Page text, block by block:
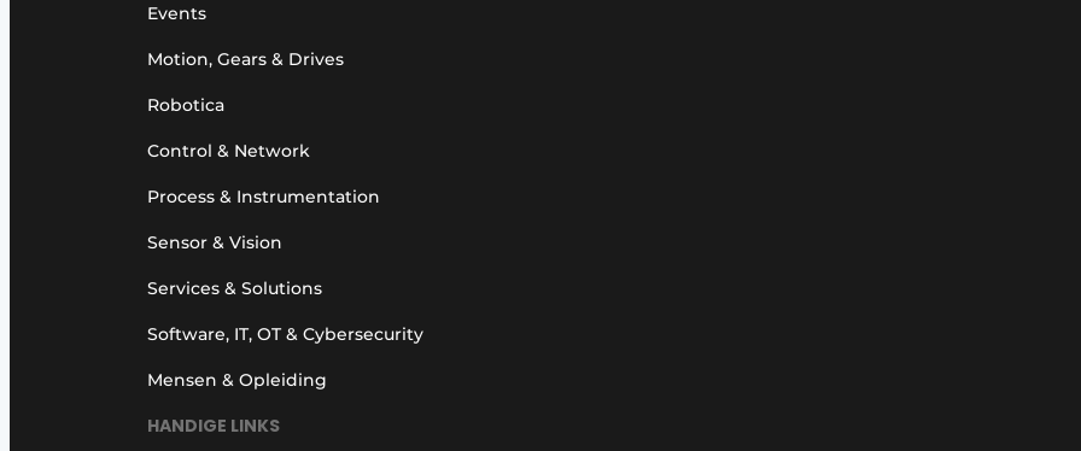
Events
Motion, Gears & Drives
Robotica
Control & Network
Process & Instrumentation
Sensor & Vision
Services & Solutions
Software, IT, OT & Cybersecurity
Mensen & Opleiding
HANDIGE LINKS